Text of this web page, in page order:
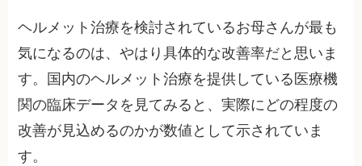
ヘルメット治療を検討されているお母さんが最も
気になるのは、やはり具体的な改善率だと思いま
す。国内のヘルメット治療を提供している医療機
関の臨床データを見てみると、実際にどの程度の
改善が見込めるのかが数値として示されていま
す。